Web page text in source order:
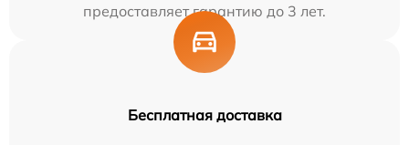
предоставляет гарантию до 3 лет.
Бесплатная доставка